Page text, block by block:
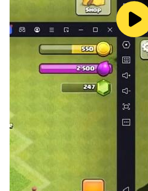
※本遊戲內容涉及性(經過處理
攻擊等血腥，但未令人產生殘
計促使使用者虛擬戀愛)，依遊
輔導12級，十二歲以上之人始得
※本遊戲為免費遊戲，但遊戲內
品等付費服務，請依個人興趣及
※請注意遊戲時間，避免沉迷，
作息，宜適度休息及運動。
※本遊戲由艾瑞爾網路股份有限
本遊戲客服管道聯繫